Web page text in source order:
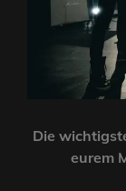
Die
eurem